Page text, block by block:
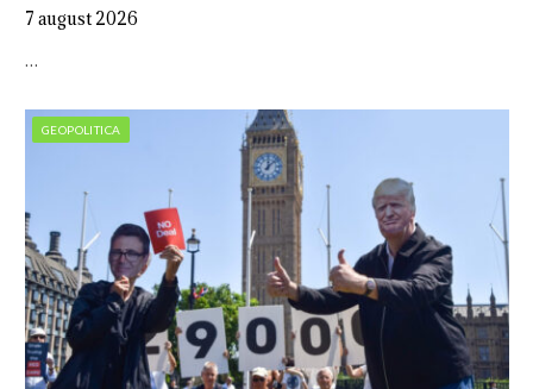
7 august 2026
…
GEOPOLITICA